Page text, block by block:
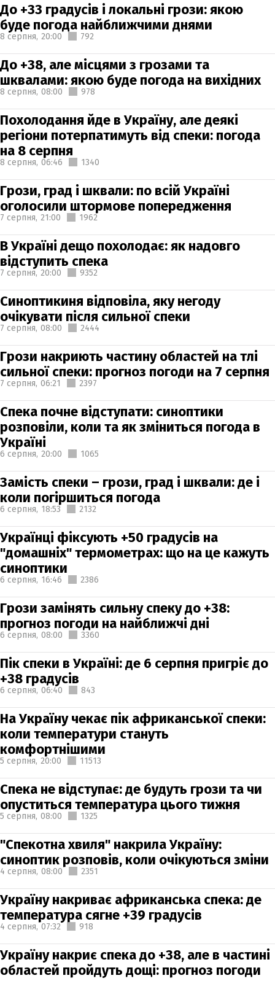
До +33 градусів і локальні грози: якою
буде погода найближчими днями
8 серпня, 20:00 792
До +38, але місцями з грозами та
шквалами: якою буде погода на вихідних
8 серпня, 08:00 978
Похолодання йде в Україну, але деякі
регіони потерпатимуть від спеки: погода
на 8 серпня
8 серпня, 06:46 1340
Грози, град і шквали: по всій Україні
оголосили штормове попередження
7 серпня, 21:00 1962
В Україні дещо похолодає: як надовго
відступить спека
7 серпня, 20:00 9352
Синоптикиня відповіла, яку негоду
очікувати після сильної спеки
7 серпня, 08:00 2444
Грози накриють частину областей на тлі
сильної спеки: прогноз погоди на 7 серпня
7 серпня, 06:21 2397
Спека почне відступати: синоптики
розповіли, коли та як зміниться погода в
Україні
6 серпня, 20:00 1065
Замість спеки – грози, град і шквали: де і
коли погіршиться погода
6 серпня, 18:53 2132
Українці фіксують +50 градусів на
"домашніх" термометрах: що на це кажуть
синоптики
6 серпня, 16:46 2386
Грози замінять сильну спеку до +38:
прогноз погоди на найближчі дні
6 серпня, 08:00 3360
Пік спеки в Україні: де 6 серпня пригріє до
+38 градусів
6 серпня, 06:40 843
На Україну чекає пік африканської спеки:
коли температури стануть
комфортнішими
5 серпня, 20:00 11513
Спека не відступає: де будуть грози та чи
опуститься температура цього тижня
5 серпня, 08:00 1325
"Спекотна хвиля" накрила Україну:
синоптик розповів, коли очікуються зміни
4 серпня, 08:00 2351
Україну накриває африканська спека: де
температура сягне +39 градусів
4 серпня, 07:32 918
Україну накриє спека до +38, але в частині
областей пройдуть дощі: прогноз погоди